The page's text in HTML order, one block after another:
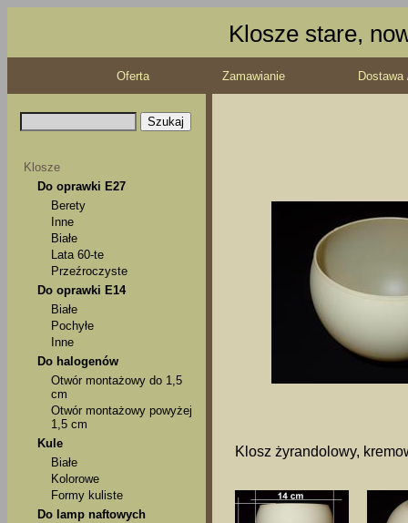
Klosze stare,
Oferta Zamawianie
Klosze
Do oprawki E27
Berety
Inne
Białe
Lata 60-te
Przeźroczyste
Do oprawki E14
Białe
Pochyłe
Inne
Do halogenów
Otwór montażowy do 1,5
cm
Otwór montażowy powyżej
1,5 cm
Kule
Białe
Kolorowe
Formy kuliste
Do lamp naftowych
Klosz żyrandolowy,